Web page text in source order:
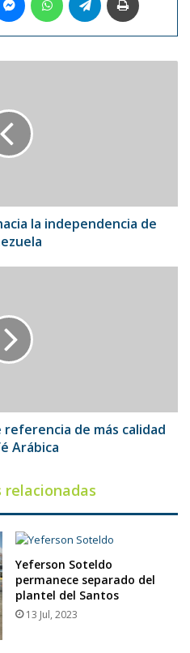
la independencia de
de más calidad
Arábica
relacionadas
Yeferson Soteldo
permanece separado del
plantel del Santos
13 Jul, 2023